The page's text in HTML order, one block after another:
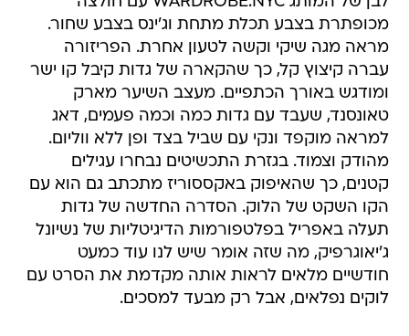
מכופתרת בצבע תכלת מתחת וג'ינס בצבע שחור.
מראה מגה שיקי וקשה לטעון אחרת. הפריזורה
עברה קיצוץ קל, כך שהקארה של גדות קיבל קו ישר
ומודגש באורך הכתפיים. מעצב השיער מארק
טאונסנד, שעבד עם גדות כמה וכמה פעמים, דאג
למראה מוקפד ונקי עם שביל בצד ופן ללא ווליום.
מהודק וצמוד. בגזרת התכשיטים נבחרו עגילים
קטנים, כך שהאיפוק באקססוריז מתכתב גם הוא עם
הקו השקט של הלוק. הסדרה החדשה של גדות
תעלה באפריל בפלטפורמות הדיגיטליות של נשיונל
ג'יאוגרפיק, מה שזה אומר שיש לנו עוד כמעט
חודשיים מלאים לראות אותה מקדמת את הסרט עם
לוקים נפלאים, אבל רק מבעד למסכים.